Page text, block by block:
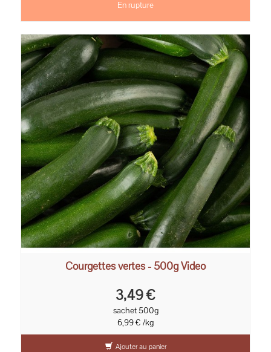
En rupture
Courgettes vertes - 500g Video
3,49 €
sachet 500g
6,99 € /kg
Ajouter au panier